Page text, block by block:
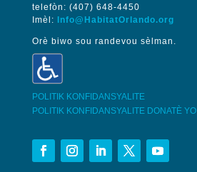
telefòn: (407) 648-4450
Imèl: Info@HabitatOrlando.org
Orè biwo sou randevou sèlman.
POLITIK KONFIDANSYALITE
POLITIK KONFIDANSYALITE DONATÈ YO